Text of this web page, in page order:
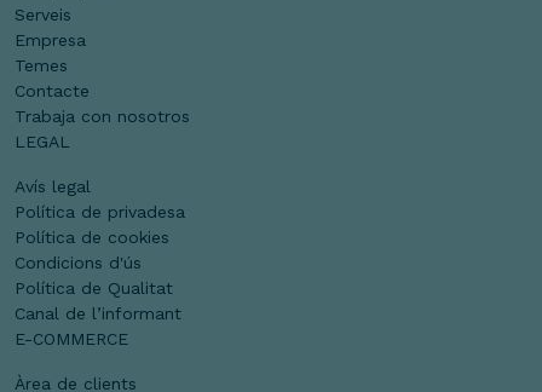
Serveis
Empresa
Temes
Contacte
Trabaja con nosotros
LEGAL
Avís legal
Política de privadesa
Política de cookies
Condicions d'ús
Política de Qualitat
Canal de l’informant
E-COMMERCE
Àrea de clients